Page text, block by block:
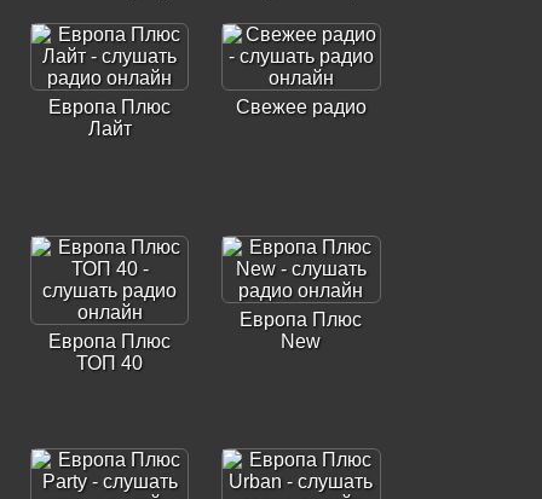
Европа Плюс
Лайт
Свежее радио
Европа Плюс
ТОП 40
Европа Плюс
New